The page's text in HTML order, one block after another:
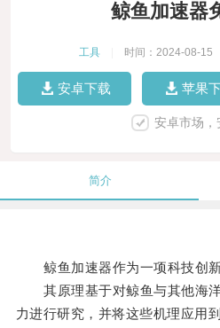
鲸鱼加速器
工具 时间：2024-08-15
安卓下载 苹果
安卓市场，
简介
鲸鱼加速器作为一项科技创新
其原理基于对鲸鱼与其他海洋
力进行研究，并将这些机理应用